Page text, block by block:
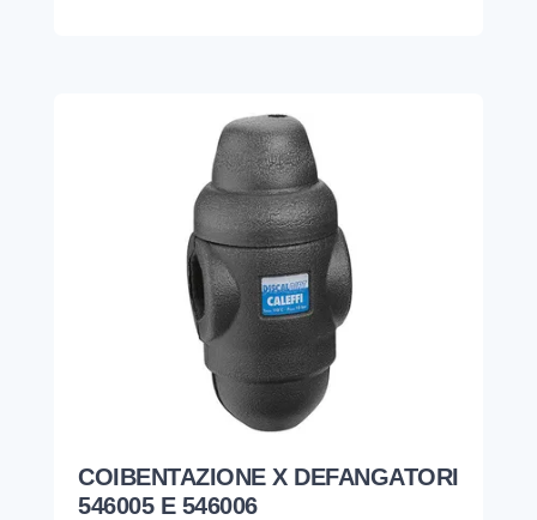
COIBENTAZIONE X DEFANGATORI
546005 E 546006